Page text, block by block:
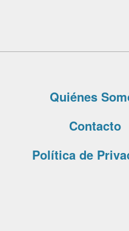
Quiénes
Contacto
Política de